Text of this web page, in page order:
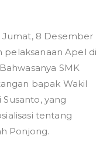
8 Desember
pelaksanaan Apel di
SMK
bapak Wakil
yang
tentang
Ponjong.